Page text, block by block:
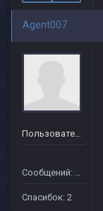
Agent007
Пользователь
Сообщений: 37
Спасибок: 2